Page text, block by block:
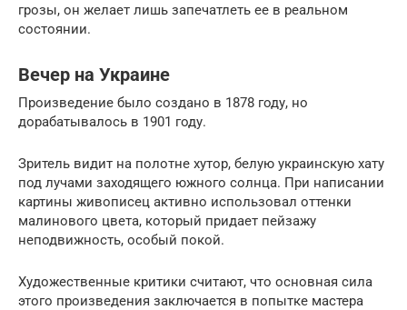
грозы, он желает лишь запечатлеть ее в реальном
состоянии.
Вечер на Украине
Произведение было создано в 1878 году, но
дорабатывалось в 1901 году.
Зритель видит на полотне хутор, белую украинскую хату
под лучами заходящего южного солнца. При написании
картины живописец активно использовал оттенки
малинового цвета, который придает пейзажу
неподвижность, особый покой.
Художественные критики считают, что основная сила
этого произведения заключается в попытке мастера